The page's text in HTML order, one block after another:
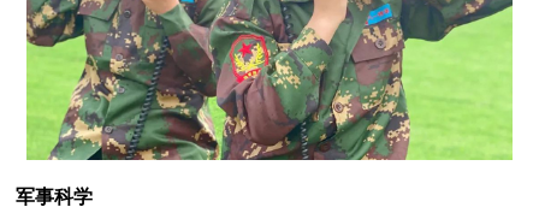
军事科学